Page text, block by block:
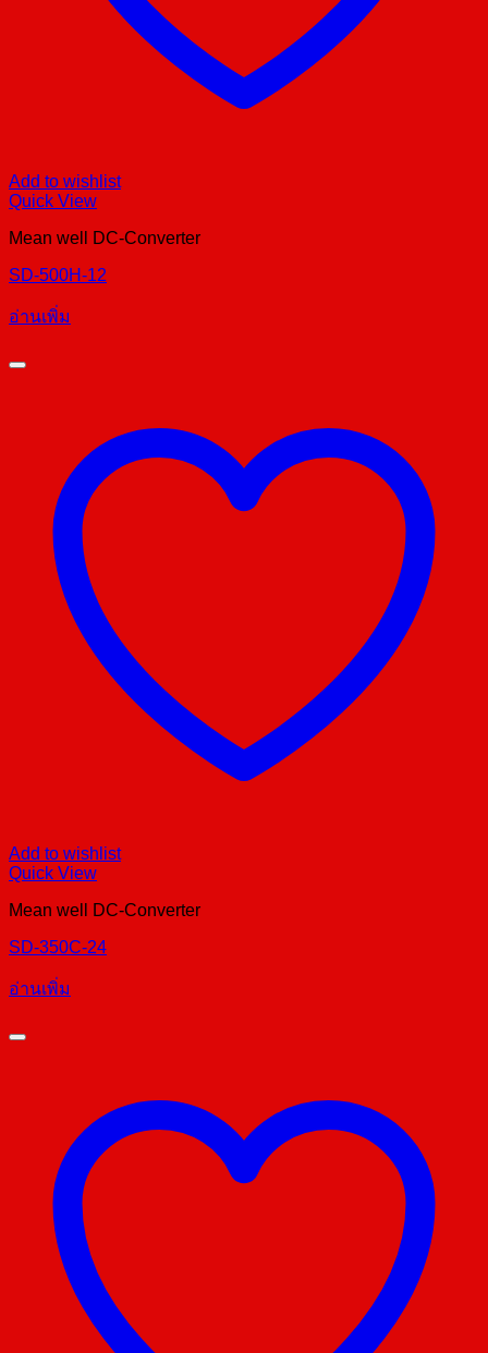
Add to wishlist
Quick View
Mean well DC-Converter
SD-500H-12
อ่านเพิ่ม
Add to wishlist
Quick View
Mean well DC-Converter
SD-350C-24
อ่านเพิ่ม